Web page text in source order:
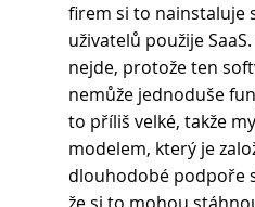
firem si to nainstaluje
uživatelů použije
nejde, protože ten
nemůže jednoduše
to příliš velké, takže
modelem, který je
dlouhodobé podpoře